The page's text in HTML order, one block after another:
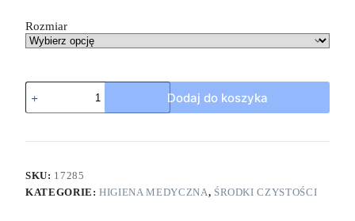
Rozmiar
Dodaj do koszyka
SKU: 17285
KATEGORIE:HIGIENA MEDYCZNA, ŚRODKI CZYSTOŚCI